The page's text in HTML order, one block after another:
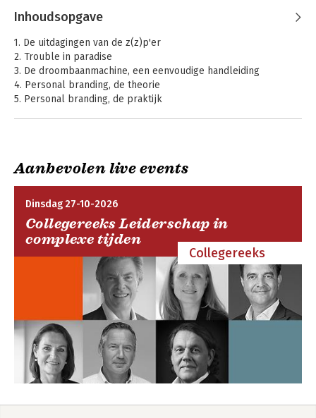
is klaar met werken' uit.
Inhoudsopgave
1. De uitdagingen van de z(z)p'er
2. Trouble in paradise
3. De droombaanmachine, een eenvoudige handleiding
4. Personal branding, de theorie
5. Personal branding, de praktijk
Aanbevolen live events
Dinsdag 27-10-2026
Collegereeks Leiderschap in
complexe tijden
Collegereeks